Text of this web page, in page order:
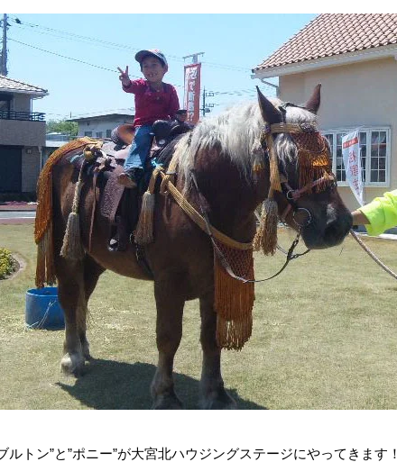
トン”と”ポニー”が大宮北ハウジングステージにやってきます！